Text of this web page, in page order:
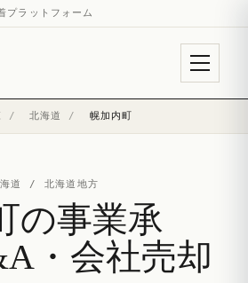
プラットフォーム
/ 北海道 / 幌加内町
道 / 北海道地方
の事業承
・会社売却